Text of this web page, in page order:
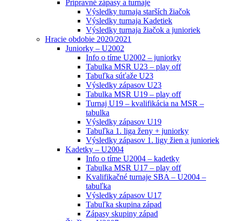
Prípravné zápasy a turnaje
Výsledky turnaja starších žiačok
Výsledky turnaja Kadetiek
Výsledky turnaja žiačok a junioriek
Hracie obdobie 2020/2021
Juniorky – U2002
Info o tíme U2002 – juniorky
Tabulka MSR U23 – play off
Tabuľka súťaže U23
Výsledky zápasov U23
Tabulka MSR U19 – play off
Turnaj U19 – kvalifikácia na MSR –
tabulka
Výsledky zápasov U19
Tabuľka 1. liga ženy + juniorky
Výsledky zápasov 1. ligy žien a junioriek
Kadetky – U2004
Info o tíme U2004 – kadetky
Tabulka MSR U17 – play off
Kvalifikačné turnaje SBA – U2004 –
tabuľka
Výsledky zápasov U17
Tabuľka skupina západ
Zápasy skupiny západ